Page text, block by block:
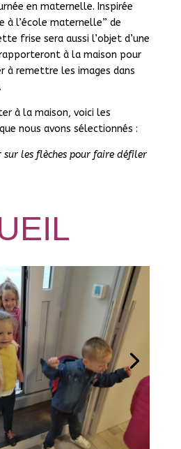
en maternelle. Inspirée
à l’école maternelle” de
frise sera aussi l’objet d’une
à la maison pour
à remettre les images dans
à la maison, voici les
nous avons sélectionnés :
sur les flèches pour faire défiler